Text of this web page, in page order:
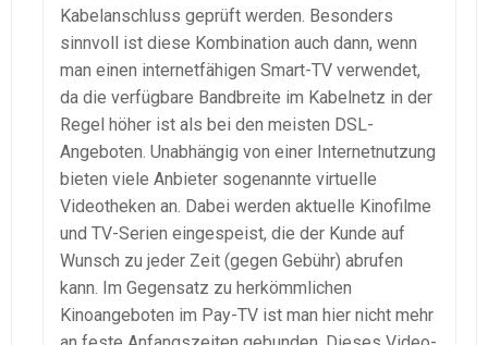
Kabelanschluss geprüft werden. Besonders
sinnvoll ist diese Kombination auch dann, wenn
man einen internetfähigen Smart-TV verwendet,
da die verfügbare Bandbreite im Kabelnetz in der
Regel höher ist als bei den meisten DSL-
Angeboten. Unabhängig von einer Internetnutzung
bieten viele Anbieter sogenannte virtuelle
Videotheken an. Dabei werden aktuelle Kinofilme
und TV-Serien eingespeist, die der Kunde auf
Wunsch zu jeder Zeit (gegen Gebühr) abrufen
kann. Im Gegensatz zu herkömmlichen
Kinoangeboten im Pay-TV ist man hier nicht mehr